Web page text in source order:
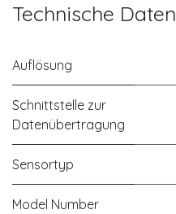
Technische Daten
Auflösung
Schnittstelle zur
Datenübertragung
Sensortyp
Model Number